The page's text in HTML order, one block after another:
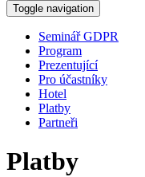
Toggle navigation
Seminář GDPR
Program
Prezentující
Pro účastníky
Hotel
Platby
Partneři
Platby